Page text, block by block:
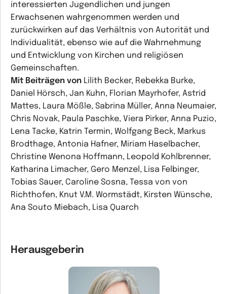
interessierten Jugendlichen und jungen
Erwachsenen wahrgenommen werden und
zurückwirken auf das Verhältnis von Autorität und
Individualität, ebenso wie auf die Wahrnehmung
und Entwicklung von Kirchen und religiösen
Gemeinschaften.
Mit Beiträgen von Lilith Becker, Rebekka Burke,
Daniel Hörsch, Jan Kuhn, Florian Mayrhofer, Astrid
Mattes, Laura Mößle, Sabrina Müller, Anna Neumaier,
Chris Novak, Paula Paschke, Viera Pirker, Anna Puzio,
Lena Tacke, Katrin Termin, Wolfgang Beck, Markus
Brodthage, Antonia Hafner, Miriam Haselbacher,
Christine Wenona Hoffmann, Leopold Kohlbrenner,
Katharina Limacher, Gero Menzel, Lisa Felbinger,
Tobias Sauer, Caroline Sosna, Tessa von von
Richthofen, Knut V.M. Wormstädt, Kirsten Wünsche,
Ana Souto Miebach, Lisa Quarch
Herausgeberin